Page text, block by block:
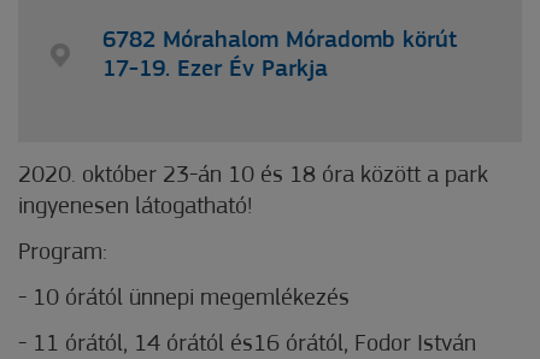
6782 Mórahalom Móradomb körút
17-19. Ezer Év Parkja
2020. október 23-án 10 és 18 óra között a park
ingyenesen látogatható!
Program:
- 10 órától ünnepi megemlékezés
- 11 órától, 14 órától és16 órától, Fodor István